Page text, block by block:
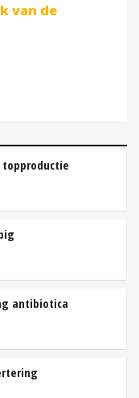
van de
topproductie
antibiotica